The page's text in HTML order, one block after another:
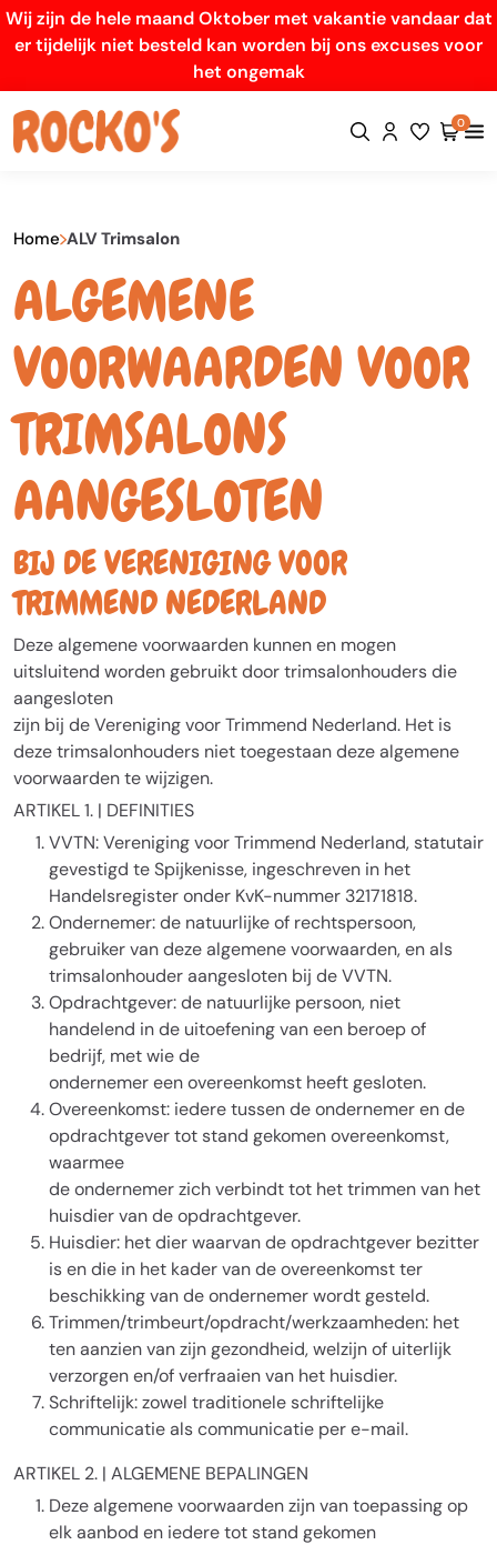
Wij zijn de hele maand Oktober met vakantie vandaar dat
er tijdelijk niet besteld kan worden bij ons excuses voor
het ongemak
0
Home ALV Trimsalon
ALGEMENE
VOORWAARDEN VOOR
TRIMSALONS
AANGESLOTEN
BIJ DE VERENIGING VOOR
TRIMMEND NEDERLAND
Deze algemene voorwaarden kunnen en mogen
uitsluitend worden gebruikt door trimsalonhouders die
aangesloten
zijn bij de Vereniging voor Trimmend Nederland. Het is
deze trimsalonhouders niet toegestaan deze algemene
voorwaarden te wijzigen.
ARTIKEL 1. | DEFINITIES
VVTN: Vereniging voor Trimmend Nederland, statutair
gevestigd te Spijkenisse, ingeschreven in het
Handelsregister onder KvK-nummer 32171818.
Ondernemer: de natuurlijke of rechtspersoon,
gebruiker van deze algemene voorwaarden, en als
trimsalonhouder aangesloten bij de VVTN.
Opdrachtgever: de natuurlijke persoon, niet
handelend in de uitoefening van een beroep of
bedrijf, met wie de
ondernemer een overeenkomst heeft gesloten.
Overeenkomst: iedere tussen de ondernemer en de
opdrachtgever tot stand gekomen overeenkomst,
waarmee
de ondernemer zich verbindt tot het trimmen van het
huisdier van de opdrachtgever.
Huisdier: het dier waarvan de opdrachtgever bezitter
is en die in het kader van de overeenkomst ter
beschikking van de ondernemer wordt gesteld.
Trimmen/trimbeurt/opdracht/werkzaamheden: het
ten aanzien van zijn gezondheid, welzijn of uiterlijk
verzorgen en/of verfraaien van het huisdier.
Schriftelijk: zowel traditionele schriftelijke
communicatie als communicatie per e-mail.
ARTIKEL 2. | ALGEMENE BEPALINGEN
Deze algemene voorwaarden zijn van toepassing op
elk aanbod en iedere tot stand gekomen